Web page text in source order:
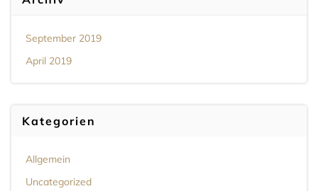
September 2019
April 2019
Kategorien
Allgemein
Uncategorized